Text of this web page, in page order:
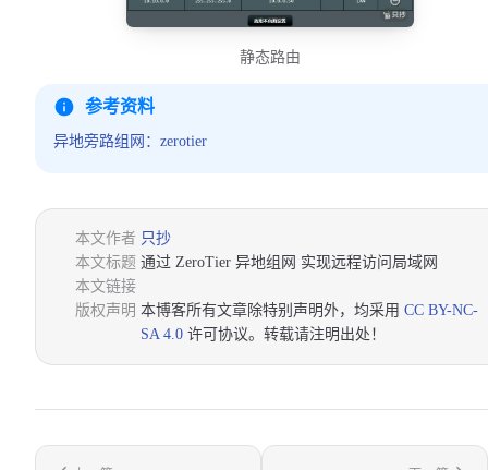
静态路由
参考资料
异地旁路组网：zerotier
本文作者 只抄
本文标题 通过 ZeroTier 异地组网 实现远程访问局域网
本文链接
版权声明 本博客所有文章除特别声明外，均采用 CC BY-NC-
SA 4.0 许可协议。转载请注明出处！